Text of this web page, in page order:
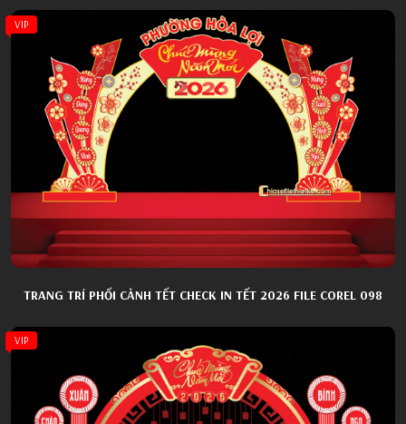
VIP
TRANG TRÍ PHỐI CẢNH TẾT CHECK IN TẾT 2026 FILE COREL 098
VIP